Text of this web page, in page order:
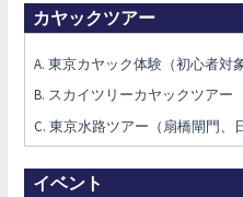
カヤックツアー
A. 東京カヤック体験（初心者対象
B. スカイツリーカヤックツアー
C. 東京水路ツアー（扇橋閘門、
イベント